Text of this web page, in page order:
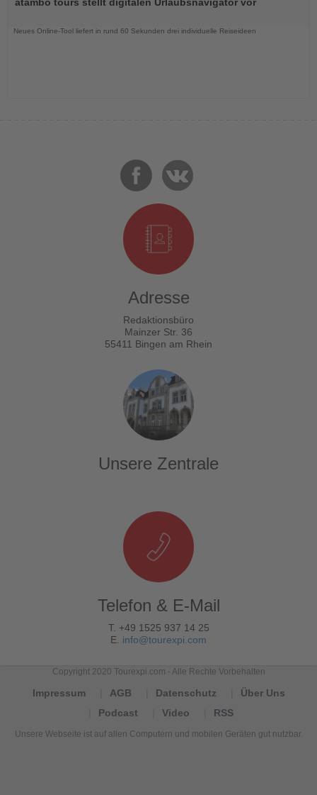
die
Neues Online-Tool liefert in rund 60 Sekunden drei individuelle Reiseideen
Adresse
Redaktionsbüro
Mainzer Str. 36
55411 Bingen am Rhein
Unsere Zentrale
Telefon & E-Mail
T. +49 1525 937 14 25
E. info@tourexpi.com
Copyright 2020 Tourexpi.com - Alle Rechte Vorbehalten
Impressum AGB Datenschutz
Über Uns
Podcast
Video RSS
Unsere Webseite ist auf allen Computern und mobilen Geräten gut nutzbar.